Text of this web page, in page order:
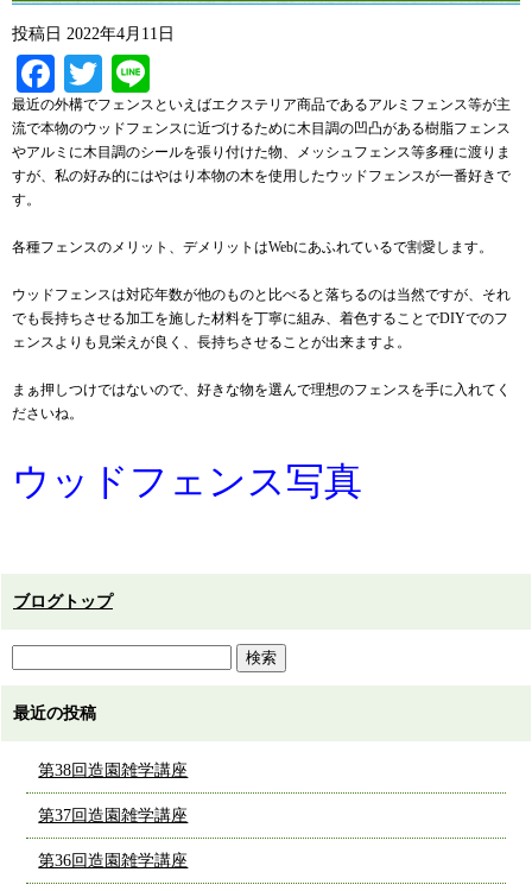
投稿日 2022年4月11日
Facebook
Twitter
最近の外構でフェンスといえばエクステリア商品であるアルミフェンス等が主
流で本物のウッドフェンスに近づけるために木目調の凹凸がある樹脂フェンス
やアルミに木目調のシールを張り付けた物、メッシュフェンス等多種に渡りま
すが、私の好み的にはやはり本物の木を使用したウッドフェンスが一番好きで
す。
各種フェンスのメリット、デメリットはWebにあふれているで割愛します。
ウッドフェンスは対応年数が他のものと比べると落ちるのは当然ですが、それ
でも長持ちさせる加工を施した材料を丁寧に組み、着色することでDIYでのフ
ェンスよりも見栄えが良く、長持ちさせることが出来ますよ。
まぁ押しつけではないので、好きな物を選んで理想のフェンスを手に入れてく
ださいね。
ウッドフェンス写真
ブログトップ
最近の投稿
第38回造園雑学講座
第37回造園雑学講座
第36回造園雑学講座